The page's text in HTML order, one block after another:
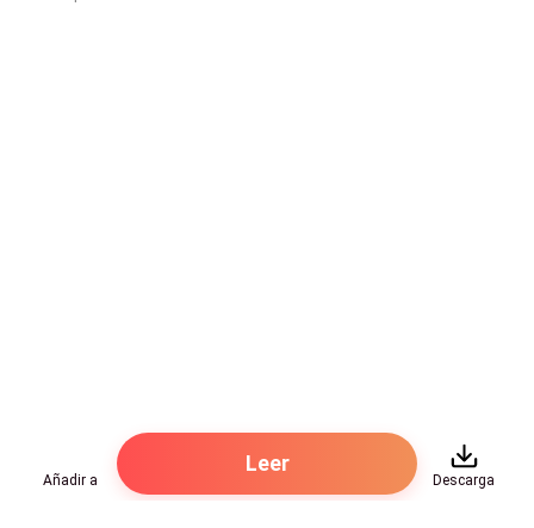
— ¿Estoy en la empresa? Genial. — Reí cerrando los
ojos.
Añadir a
Leer
Descarga